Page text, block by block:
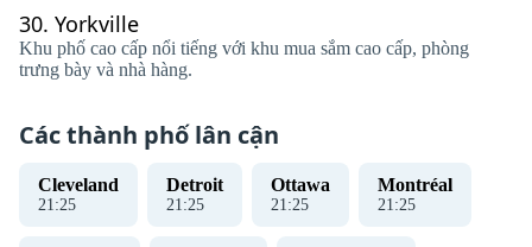
30. Yorkville
Khu phố cao cấp nổi tiếng với khu mua sắm cao cấp, phòng
trưng bày và nhà hàng.
Các thành phố lân cận
Cleveland
21:26
Detroit
21:26
Ottawa
21:26
Montréal
21:26